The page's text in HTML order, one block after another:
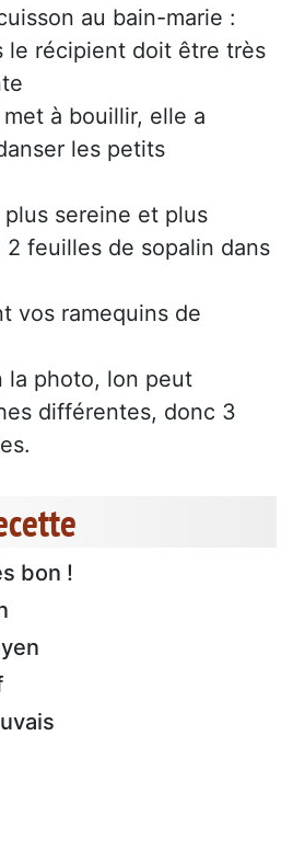
au bain-marie :
le récipient doit être très
met à bouillir, elle a
les petits
sereine et plus
feuilles de sopalin dans
vos ramequins de
photo, lon peut
différentes, donc 3
bon !